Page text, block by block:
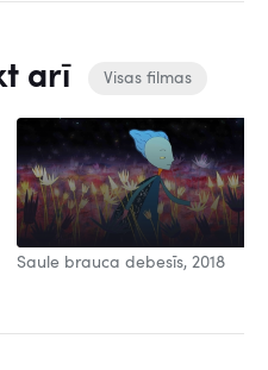
arī Visas filmas
Saule brauca debesīs, 2018